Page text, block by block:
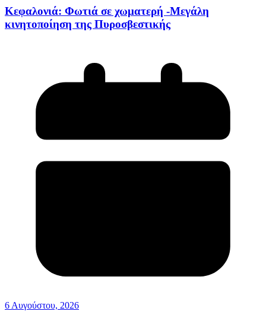
Κεφαλονιά: Φωτιά σε χωματερή -Μεγάλη
κινητοποίηση της Πυροσβεστικής
6 Αυγούστου, 2026